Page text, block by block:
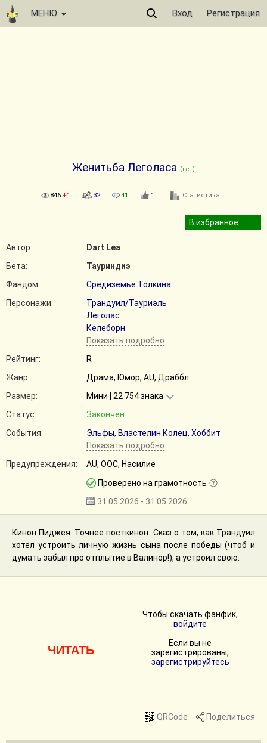
МЕНЮ Вход Регистрация
Женитьба Леголаса (гет)
846 +1 32 41 1 Статистика
Автор:
Dart Lea
Бета:
Тауриндиэ
Фандом:
Средиземье Толкина
Персонажи:
Трандуил/Тауриэль
Леголас
Келеборн
Показать подробно
Рейтинг:
R
Жанр:
Драма, Юмор, AU, Драббл
Размер:
Мини | 22 754 знака
Статус:
Закончен
События:
Эльфы, Властелин Колец, Хоббит
Показать подробно
Предупреждения:
AU, ООС, Насилие
Проверено на грамотность
31.05.2026 - 31.05.2026
Кинон Пиджея. Точнее посткинон. Сказ о том, как Трандуил
хотел устроить личную жизнь сына после победы (чтоб и
думать забыл про отплытие в Валинор!), а устроил свою.
ЧИТАТЬ
Чтобы скачать фанфик,
войдите
Если вы не
зарегистрированы,
зарегистрируйтесь
QRCode Поделиться